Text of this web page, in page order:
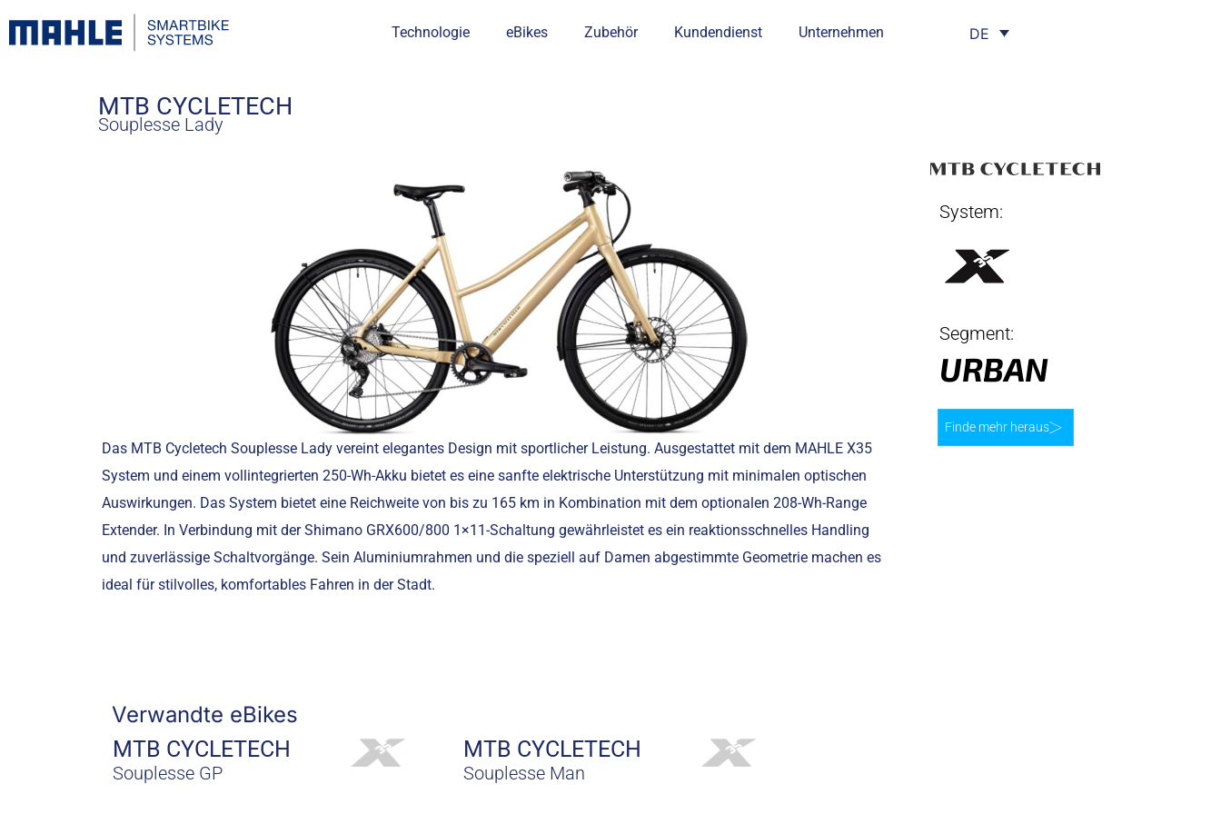
Technologie eBikes Zubehör Kundendienst Unternehmen DE
MTB CYCLETECH
Souplesse Lady
Das MTB Cycletech Souplesse Lady vereint elegantes Design mit sportlicher Leistung. Ausgestattet mit dem MAHLE X35
System und einem vollintegrierten 250-Wh-Akku bietet es eine sanfte elektrische Unterstützung mit minimalen optischen
Auswirkungen. Das System bietet eine Reichweite von bis zu 165 km in Kombination mit dem optionalen 208-Wh-Range
Extender. In Verbindung mit der Shimano GRX600/800 1×11-Schaltung gewährleistet es ein reaktionsschnelles Handling
und zuverlässige Schaltvorgänge. Sein Aluminiumrahmen und die speziell auf Damen abgestimmte Geometrie machen es
ideal für stilvolles, komfortables Fahren in der Stadt.
System:
Segment:
URBAN
Finde mehr heraus
Verwandte eBikes
MTB CYCLETECH
Souplesse GP
MTB CYCLETECH
Souplesse Man